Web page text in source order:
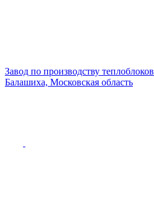
Завод по производству теплоблоков
Балашиха, Московская область